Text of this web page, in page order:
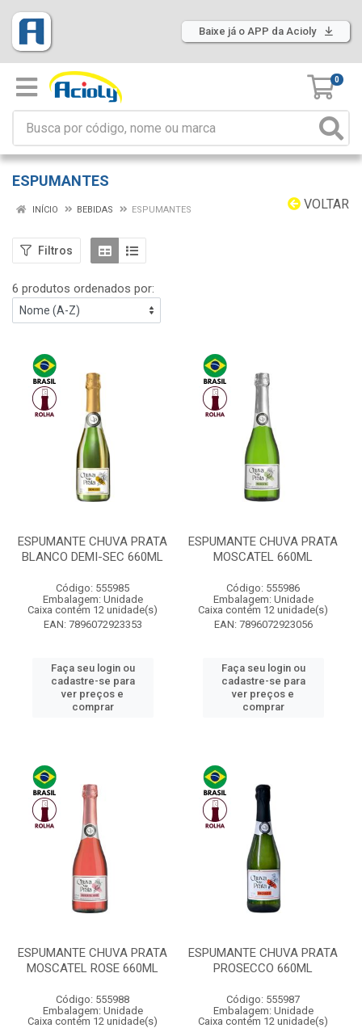
Baixe já o APP da Acioly
0
ESPUMANTES
VOLTAR
INÍCIO BEBIDAS ESPUMANTES
Filtros
6 produtos ordenados por:
ESPUMANTE CHUVA PRATA
BLANCO DEMI-SEC 660ML
Código: 555985
Embalagem: Unidade
Caixa contém 12 unidade(s)
EAN: 7896072923353
Faça seu login ou
cadastre-se para
ver preços e
comprar
ESPUMANTE CHUVA PRATA
MOSCATEL 660ML
Código: 555986
Embalagem: Unidade
Caixa contém 12 unidade(s)
EAN: 7896072923056
Faça seu login ou
cadastre-se para
ver preços e
comprar
ESPUMANTE CHUVA PRATA
MOSCATEL ROSE 660ML
Código: 555988
Embalagem: Unidade
Caixa contém 12 unidade(s)
ESPUMANTE CHUVA PRATA
PROSECCO 660ML
Código: 555987
Embalagem: Unidade
Caixa contém 12 unidade(s)